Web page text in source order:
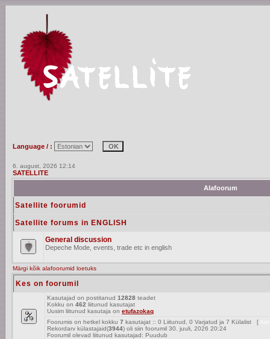
Language / :
6. august, 2026 12:14
SATELLITE
Alafoorum
Satellite foorumid
Satellite forums in ENGLISH
General discussion
Depeche Mode, events, trade etc in english
Märgi kõik alafoorumid loetuks
Kes on foorumil
Kasutajad on postitanud 12828 teadet
Kokku on 462 liitunud kasutajat
Uusim liitunud kasutaja on etufazokaq
Foorumis on hetkel kokku 7 kasutajat :: 0 Liitunud, 0 Varjatud ja 7 Külalist [
Rekordarv külastajaid(3944) oli siin foorumil 30. juuli, 2026 20:24
Foorumil olevad liitunud kasutajad: Puudub